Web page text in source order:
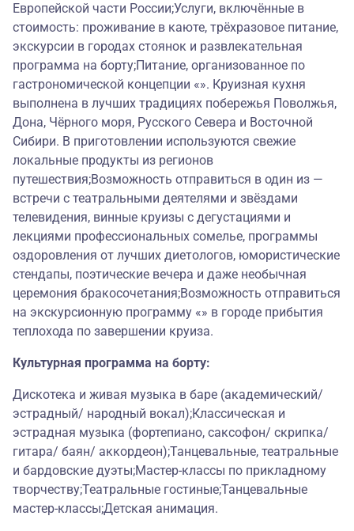
Европейской части России;Услуги, включённые в
стоимость: проживание в каюте, трёхразовое питание,
экскурсии в городах стоянок и развлекательная
программа на борту;Питание, организованное по
гастрономической концепции «». Круизная кухня
выполнена в лучших традициях побережья Поволжья,
Дона, Чёрного моря, Русского Севера и Восточной
Сибири. В приготовлении используются свежие
локальные продукты из регионов
путешествия;Возможность отправиться в один из —
встречи с театральными деятелями и звёздами
телевидения, винные круизы с дегустациями и
лекциями профессиональных сомелье, программы
оздоровления от лучших диетологов, юмористические
стендапы, поэтические вечера и даже необычная
церемония бракосочетания;Возможность отправиться
на экскурсионную программу «» в городе прибытия
теплохода по завершении круиза.
Культурная программа на борту:
Дискотека и живая музыка в баре (академический/
эстрадный/ народный вокал);Классическая и
эстрадная музыка (фортепиано, саксофон/ скрипка/
гитара/ баян/ аккордеон);Танцевальные, театральные
и бардовские дуэты;Мастер-классы по прикладному
творчеству;Театральные гостиные;Танцевальные
мастер-классы;Детская анимация.